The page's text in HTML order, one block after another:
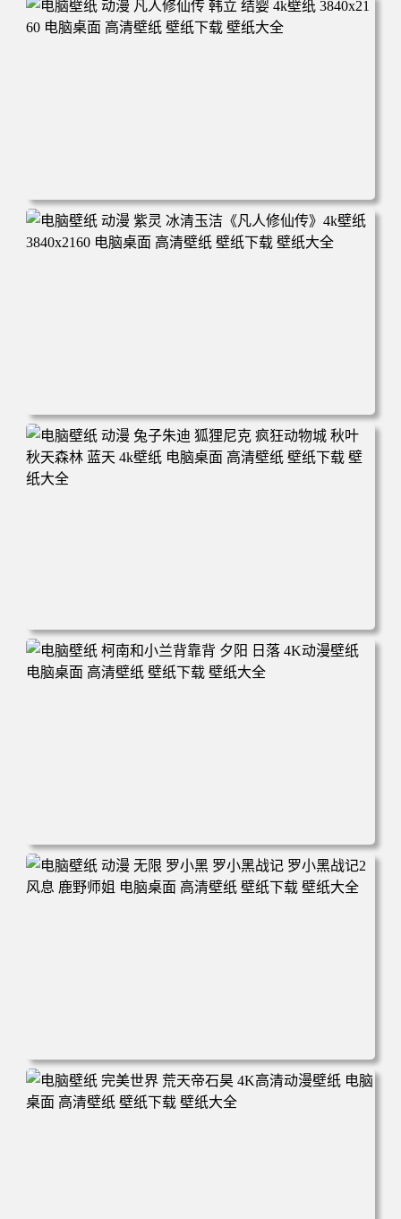
年回忆 荷塘荷叶 蜡笔小新 电脑桌面 高清壁纸 壁纸下载 壁
电脑壁纸 动漫 凡人修仙传 韩立 结婴 4k壁纸 3840x2160 电
脑桌面 高清壁纸 壁纸下载 壁纸大全
电脑壁纸 动漫 紫灵 冰清玉洁《凡人修仙传》4k壁纸 3840x2
160 电脑桌面 高清壁纸 壁纸下载 壁纸大全
电脑壁纸 动漫 兔子朱迪 狐狸尼克 疯狂动物城 秋叶 秋天森
林 蓝天 4k壁纸 电脑桌面 高清壁纸 壁纸下载 壁纸大全
电脑壁纸 柯南和小兰背靠背 夕阳 日落 4K动漫壁纸 电脑桌
面 高清壁纸 壁纸下载 壁纸大全
电脑壁纸 动漫 无限 罗小黑 罗小黑战记 罗小黑战记2 风息
鹿野师姐 电脑桌面 高清壁纸 壁纸下载 壁纸大全